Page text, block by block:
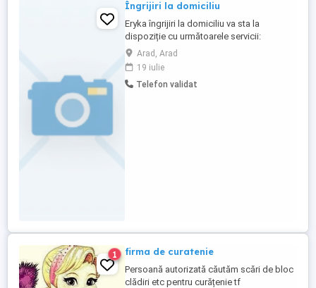
Îngrijiri la domiciliu
Eryka îngrijiri la domiciliu va sta la
dispoziție cu următoarele servicii:
ADMINISTRARE TRATAMENT , Perfuzabil
injectabil Schimbat stome , colostome
Schimbat Pampers, toaletat ...
Arad, Arad
19 iulie
Telefon validat
1 firma de curatenie
Persoană autorizată căutăm scări de bloc
clădiri etc pentru curățenie tf